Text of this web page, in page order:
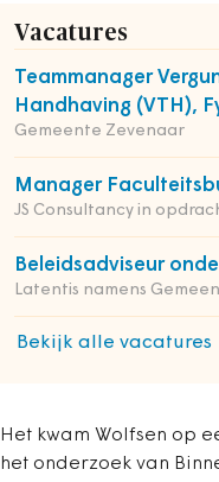
Vacatures
Teammanager
Handhaving (VTH),
Gemeente Zevenaar
Manager
JS Consultancy in
Beleidsadviseur
Latentis namens
Bekijk alle vacatures
Het kwam Wolfsen op
het onderzoek van